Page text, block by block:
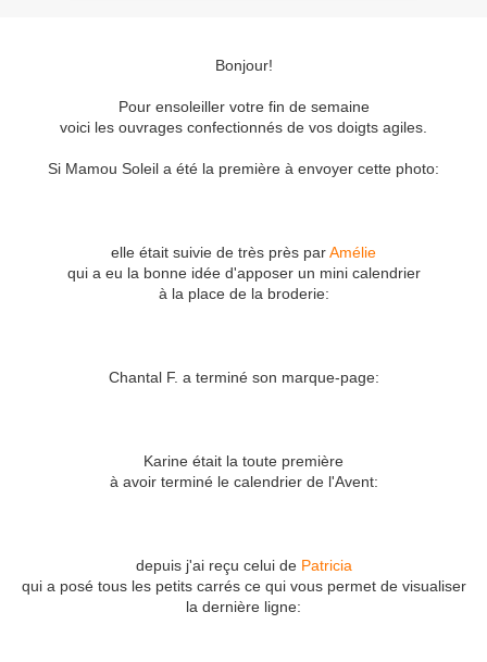
Bonjour!
Pour ensoleiller votre fin de semaine
voici les ouvrages confectionnés de vos doigts agiles.
Si Mamou Soleil a été la première à envoyer cette photo:
elle était suivie de très près parAmélie
qui a eu la bonne idée d'apposer un mini calendrier
à la place de la broderie:
Chantal F. a terminé son marque-page:
Karine était la toute première
à avoir terminé le calendrier de l'Avent:
depuis j'ai reçu celui dePatricia
qui a posé tous les petits carrés ce qui vous permet de visualiser
la dernière ligne: